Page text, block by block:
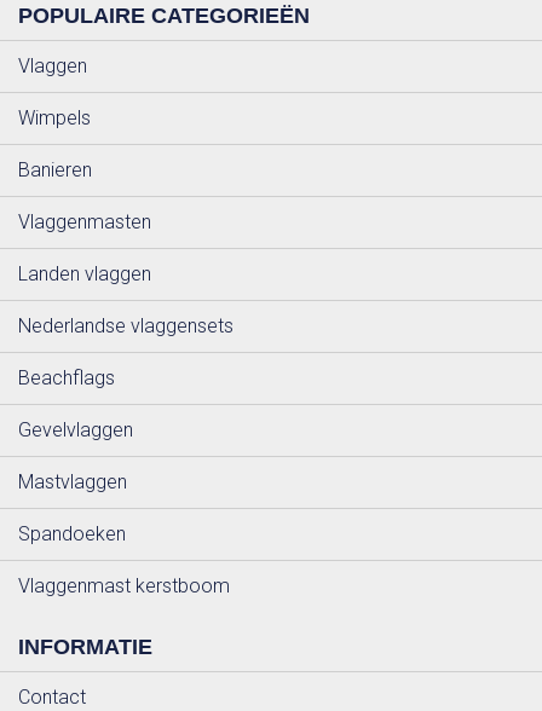
POPULAIRE CATEGORIEËN
Vlaggen
Wimpels
Banieren
Vlaggenmasten
Landen vlaggen
Nederlandse vlaggensets
Beachflags
Gevelvlaggen
Mastvlaggen
Spandoeken
Vlaggenmast kerstboom
INFORMATIE
Contact